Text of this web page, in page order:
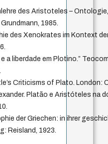
des Aristoteles –
1985.
des Xenokrates im Kontext
e a liberdade em Plotino.”
Criticisms of Plato. London:
Platão e Aristóteles na
der Griechen: in ihrer
Reisland, 1923.